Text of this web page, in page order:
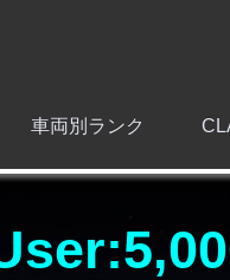
車両別ランク